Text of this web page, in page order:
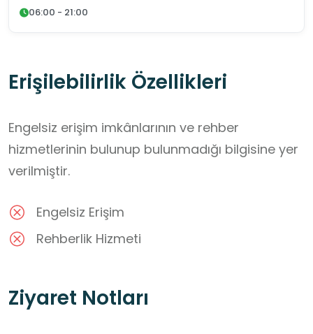
06:00 - 21:00
Erişilebilirlik Özellikleri
Engelsiz erişim imkânlarının ve rehber
hizmetlerinin bulunup bulunmadığı bilgisine yer
verilmiştir.
Engelsiz Erişim
Rehberlik Hizmeti
Ziyaret Notları